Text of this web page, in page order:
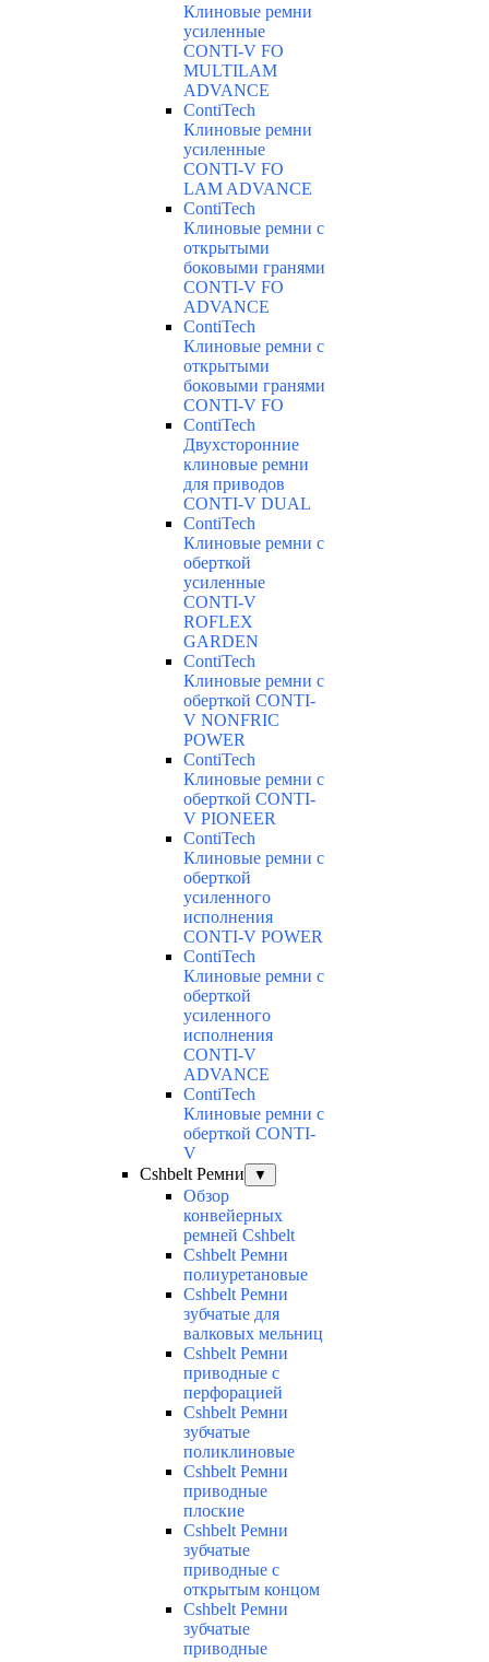
Клиновые ремни
усиленные
CONTI-V FO
MULTILAM
ADVANCE
ContiTech
Клиновые ремни
усиленные
CONTI-V FO
LAM ADVANCE
ContiTech
Клиновые ремни с
открытыми
боковыми гранями
CONTI-V FO
ADVANCE
ContiTech
Клиновые ремни с
открытыми
боковыми гранями
CONTI-V FO
ContiTech
Двухсторонние
клиновые ремни
для приводов
CONTI-V DUAL
ContiTech
Клиновые ремни с
оберткой
усиленные
CONTI-V
ROFLEX
GARDEN
ContiTech
Клиновые ремни с
оберткой CONTI-
V NONFRIC
POWER
ContiTech
Клиновые ремни с
оберткой CONTI-
V PIONEER
ContiTech
Клиновые ремни с
оберткой
усиленного
исполнения
CONTI-V POWER
ContiTech
Клиновые ремни с
оберткой
усиленного
исполнения
CONTI-V
ADVANCE
ContiTech
Клиновые ремни с
оберткой CONTI-
V
Cshbelt Ремни
▼
Обзор
конвейерных
ремней Cshbelt
Cshbelt Ремни
полиуретановые
Cshbelt Ремни
зубчатые для
валковых мельниц
Cshbelt Ремни
приводные с
перфорацией
Cshbelt Ремни
зубчатые
поликлиновые
Cshbelt Ремни
приводные
плоские
Cshbelt Ремни
зубчатые
приводные с
открытым концом
Cshbelt Ремни
зубчатые
приводные